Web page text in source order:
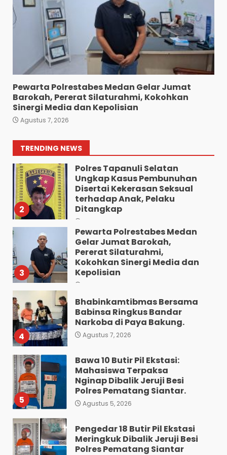
Pewarta Polrestabes Medan Gelar Jumat
Barokah, Pererat Silaturahmi, Kokohkan
Sinergi Media dan Kepolisian
Agustus 7, 2026
TRENDING NEWS
Polres Pematang Siantar
Agustus 5, 2026
7
Diduga Mencuri HP: Tiga
Anak Diduga Diringkus
Polsek Siantar Utara.
1
Polresta Deliserdang
Musnahkan 1,2 Kilo Gram
Narkoba”.
Agustus 7, 2026
2
Polres Tapanuli Selatan
Ungkap Kasus Pembunuhan
Disertai Kekerasan Seksual
terhadap Anak, Pelaku
Ditangkap
3
Pewarta Polrestabes Medan
Gelar Jumat Barokah,
Pererat Silaturahmi,
Kokohkan Sinergi Media dan
Kepolisian
4
Bhabinkamtibmas Bersama
Babinsa Ringkus Bandar
Narkoba di Paya Bakung.
Agustus 7, 2026
5
Bawa 10 Butir Pil Ekstasi:
Mahasiswa Terpaksa
Nginap Dibalik Jeruji Besi
Polres Pematang Siantar.
Agustus 5, 2026
Pengedar 18 Butir Pil Ekstasi
Meringkuk Dibalik Jeruji Besi
Polres Pematang Siantar